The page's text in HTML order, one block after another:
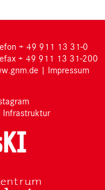
+ 49 911 13 31-0
+ 49 911 13 31-200
| Impressum
Infrastruktur